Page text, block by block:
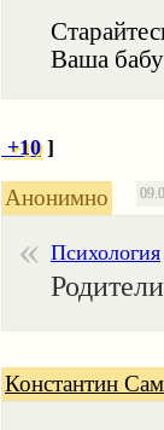
Ваша
+10 ]
Анонимно
Психология
Константин